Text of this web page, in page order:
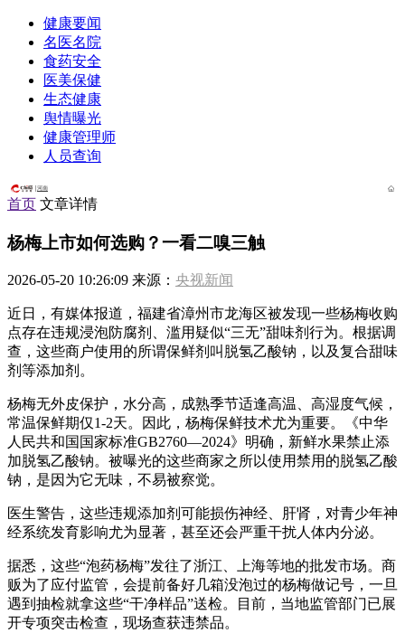
健康要闻
名医名院
食药安全
医美保健
生态健康
舆情曝光
健康管理师
人员查询
河南
首页 文章详情
杨梅上市如何选购？一看二嗅三触
2026-05-20 10:26:09 来源： 央视新闻
近日，有媒体报道，福建省漳州市龙海区被发现一些杨梅收购
点存在违规浸泡防腐剂、滥用疑似“三无”甜味剂行为。根据调
查，这些商户使用的所谓保鲜剂叫脱氢乙酸钠，以及复合甜味
剂等添加剂。
杨梅无外皮保护，水分高，成熟季节适逢高温、高湿度气候，
常温保鲜期仅1-2天。因此，杨梅保鲜技术尤为重要。《中华
人民共和国国家标准GB2760—2024》明确，新鲜水果禁止添
加脱氢乙酸钠。被曝光的这些商家之所以使用禁用的脱氢乙酸
钠，是因为它无味，不易被察觉。
医生警告，这些违规添加剂可能损伤神经、肝肾，对青少年神
经系统发育影响尤为显著，甚至还会严重干扰人体内分泌。
据悉，这些“泡药杨梅”发往了浙江、上海等地的批发市场。商
贩为了应付监管，会提前备好几箱没泡过的杨梅做记号，一旦
遇到抽检就拿这些“干净样品”送检。目前，当地监管部门已展
开专项突击检查，现场查获违禁品。